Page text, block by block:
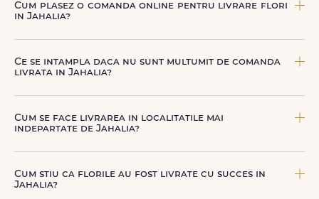
Cum plasez o comanda online pentru livrare flori
in Jahalia?
produsul dorit, data si intervalul de livrare si adresa din
Jahalia. sau poti plasa comanda telefonic, la nr. +40 722
Ce se intampla daca nu sunt multumit de comanda
livrata in Jahalia?
astfel incat poti comanda fara griji.
Cum se face livrarea in localitatile mai
indepartate de Jahalia?
nostri dedicati sau ai optiunea de livrare la cutie, prin
firma de curierat, cu un cost mai avantajos si ambalare
Cum stiu ca florile au fost livrate cu succes in
Jahalia?